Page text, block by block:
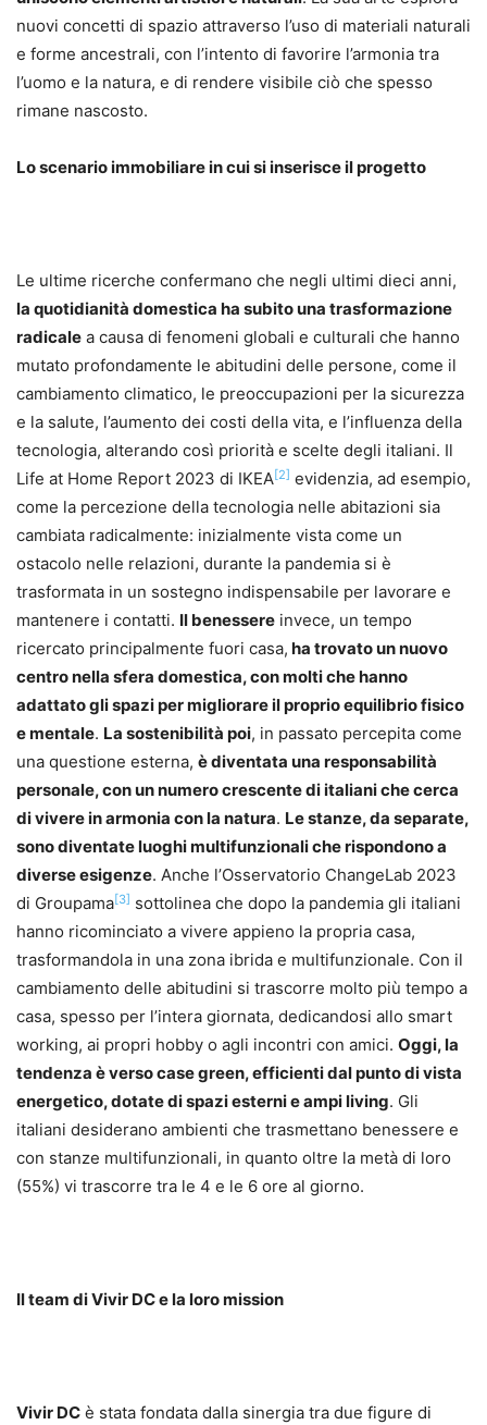
nuovi concetti di spazio attraverso l’uso di materiali naturali
e forme ancestrali, con l’intento di favorire l’armonia tra
l’uomo e la natura, e di rendere visibile ciò che spesso
rimane nascosto.
Lo scenario immobiliare in cui si inserisce il progetto
Le ultime ricerche confermano che negli ultimi dieci anni,
la quotidianità domestica ha subito una trasformazione
radicale a causa di fenomeni globali e culturali che hanno
mutato profondamente le abitudini delle persone, come il
cambiamento climatico, le preoccupazioni per la sicurezza
e la salute, l’aumento dei costi della vita, e l’influenza della
tecnologia, alterando così priorità e scelte degli italiani. Il
Life at Home Report 2023 di IKEA[2] evidenzia, ad esempio,
come la percezione della tecnologia nelle abitazioni sia
cambiata radicalmente: inizialmente vista come un
ostacolo nelle relazioni, durante la pandemia si è
trasformata in un sostegno indispensabile per lavorare e
mantenere i contatti. Il benessere invece, un tempo
ricercato principalmente fuori casa, ha trovato un nuovo
centro nella sfera domestica, con molti che hanno
adattato gli spazi per migliorare il proprio equilibrio fisico
e mentale. La sostenibilità poi, in passato percepita come
una questione esterna, è diventata una responsabilità
personale, con un numero crescente di italiani che cerca
di vivere in armonia con la natura. Le stanze, da separate,
sono diventate luoghi multifunzionali che rispondono a
diverse esigenze. Anche l’Osservatorio ChangeLab 2023
di Groupama[3] sottolinea che dopo la pandemia gli italiani
hanno ricominciato a vivere appieno la propria casa,
trasformandola in una zona ibrida e multifunzionale. Con il
cambiamento delle abitudini si trascorre molto più tempo a
casa, spesso per l’intera giornata, dedicandosi allo smart
working, ai propri hobby o agli incontri con amici. Oggi, la
tendenza è verso case green, efficienti dal punto di vista
energetico, dotate di spazi esterni e ampi living. Gli
italiani desiderano ambienti che trasmettano benessere e
con stanze multifunzionali, in quanto oltre la metà di loro
(55%) vi trascorre tra le 4 e le 6 ore al giorno.
Il team di Vivir DC e la loro mission
Vivir DC è stata fondata dalla sinergia tra due figure di